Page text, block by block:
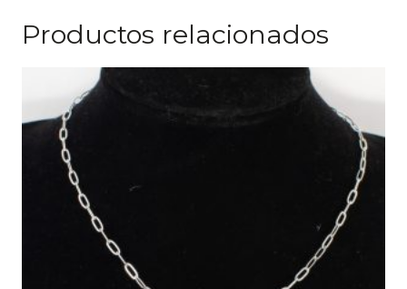
Productos relacionados